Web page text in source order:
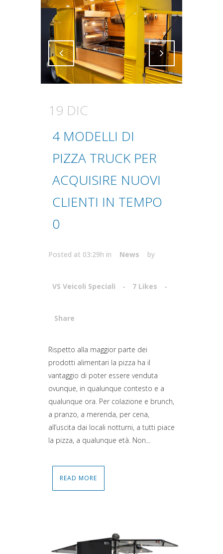
Attiva comando Attiva comando
19 DIC
4 MODELLI DI
PIZZA TRUCK PER
ACQUISIRE NUOVI
CLIENTI IN TEMPO
0
Posted at 03:29h in News by
VS Veicoli Speciali 7 Likes
Share
Attiva comando
Rispetto alla maggior parte dei
prodotti alimentari la pizza ha il
vantaggio di poter essere venduta
ovunque, in qualunque contesto e a
qualunque ora. Per colazione e brunch,
a pranzo, a merenda, per cena,
all’uscita dai locali notturni, a tutti piace
la pizza, a qualunque età. Non...
READ MORE